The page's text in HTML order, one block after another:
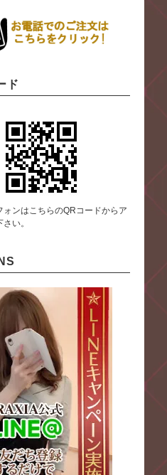
ド
ンはこちらのQRコードからア
い。